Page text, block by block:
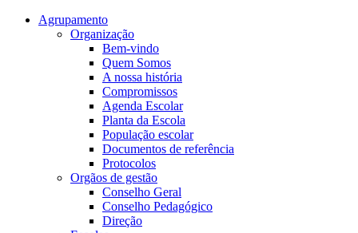
Agrupamento
Organização
Bem-vindo
Quem Somos
A nossa história
Compromissos
Agenda Escolar
Planta da Escola
População escolar
Documentos de referência
Protocolos
Orgãos de gestão
Conselho Geral
Conselho Pedagógico
Direção